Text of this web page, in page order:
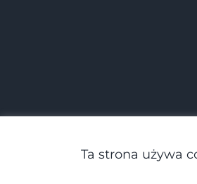
Ta strona używa